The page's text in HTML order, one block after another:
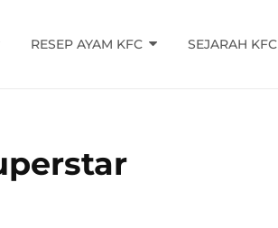
RESEP AYAM KFC SEJARAH KFC